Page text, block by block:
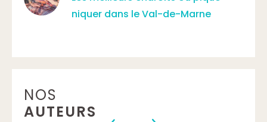
niquer dans le Val-de-Marne
NOS
AUTEURS